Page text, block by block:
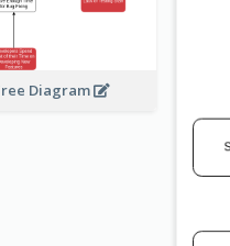
Diagram